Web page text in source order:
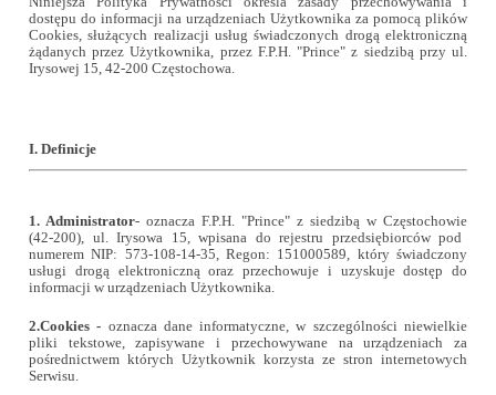
dostępu do informacji na urządzeniach Użytkownika za pomocą plików
Cookies, służących realizacji usług świadczonych drogą elektroniczną
żądanych przez Użytkownika, przez F.P.H. "Prince" z siedzibą przy ul.
Irysowej 15, 42-200 Częstochowa.
I. Definicje
1. Administrator- oznacza F.P.H. "Prince" z siedzibą w Częstochowie
(42-200), ul.Irysowa 15, wpisana do rejestru przedsiębiorców pod
numerem NIP: 573-108-14-35, Regon: 151000589, który świadczony
usługi drogą elektroniczną oraz przechowuje i uzyskuje dostęp do
informacji w urządzeniach Użytkownika.
2.Cookies- oznacza dane informatyczne, w szczególności niewielkie
pliki tekstowe, zapisywane i przechowywane na urządzeniach za
pośrednictwem których Użytkownik korzysta ze stron internetowych
Serwisu.